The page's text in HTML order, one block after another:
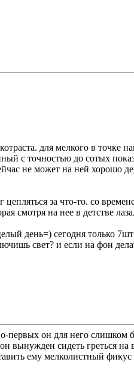
для мелкого в точке
с точностью до сотых
не может на ней хорошо
цепляться за что-то. со
смотря на нее в детстве
день=) сегодня только
свет? и если на фон
первых он для него слишком
сидеть греться на
ему мелколистный фикус